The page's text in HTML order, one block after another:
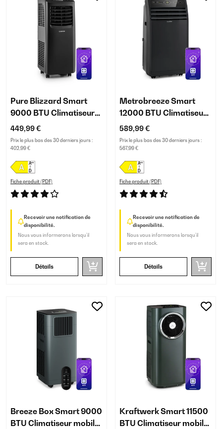
Pure Blizzard Smart
9000 BTU Climatiseur
mobile Noir
449,99 €
Prix le plus bas des 30 derniers jours :
402,99 €
Fiche produit (PDF)
Recevoir une notification de
disponibilité.
Nous vous informerons lorsqu’il
sera en stock.
Détails
Metrobreeze Smart
12000 BTU Climatiseur
mobile Noir
589,99 €
Prix le plus bas des 30 derniers jours :
567,99 €
Fiche produit (PDF)
Recevoir une notification de
disponibilité.
Nous vous informerons lorsqu’il
sera en stock.
Détails
Breeze Box Smart 9000
BTU Climatiseur mobile
Kraftwerk Smart 11500
BTU Climatiseur mobile